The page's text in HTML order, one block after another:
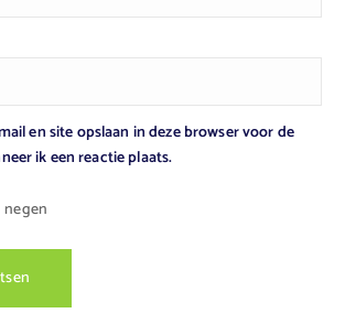
en site opslaan in deze browser voor de
ik een reactie plaats.
negen